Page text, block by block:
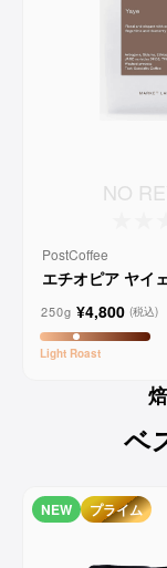
NO
PostCoffee
エチオピア ヤイ
250g ¥4,800 (税込)
Light Roast
ベ
NEW プライム